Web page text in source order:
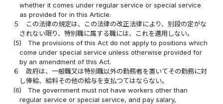
whether it comes under regular service or special service
as provided for in this Article.
５
この法律の規定は、この法律の改正法律により、別段の定がな
されない限り、特別職に属する職には、これを適用しない。
(5)
The provisions of this Act do not apply to positions which
come under special service unless otherwise provided for
by an amendment of this Act.
６
政府は、一般職又は特別職以外の勤務者を置いてその勤務に対
し俸給、給料その他の給与を支払つてはならない。
(6)
The government must not have workers other than
regular service or special service, and pay salary,